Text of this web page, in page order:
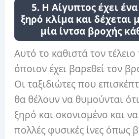
5. Η Αίγυπτος έχει
ξηρό κλίμα και δέχεται
μία ίντσα βροχής
Αυτό το καθιστά τον
όποιον έχει βαρεθεί τον
Οι ταξιδιώτες που
θα θέλουν να θυμούνται
ξηρό και σκονισμένο και
πολλές φυσικές ίνες όπως